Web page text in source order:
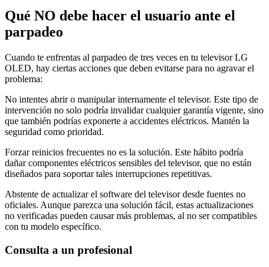
Qué NO debe hacer el usuario ante el
parpadeo
Cuando te enfrentas al parpadeo de tres veces en tu televisor LG
OLED, hay ciertas acciones que deben evitarse para no agravar el
problema:
No intentes abrir o manipular internamente el televisor. Este tipo de
intervención no solo podría invalidar cualquier garantía vigente, sino
que también podrías exponerte a accidentes eléctricos. Mantén la
seguridad como prioridad.
Forzar reinicios frecuentes no es la solución. Este hábito podría
dañar componentes eléctricos sensibles del televisor, que no están
diseñados para soportar tales interrupciones repetitivas.
Abstente de actualizar el software del televisor desde fuentes no
oficiales. Aunque parezca una solución fácil, estas actualizaciones
no verificadas pueden causar más problemas, al no ser compatibles
con tu modelo específico.
Consulta a un profesional